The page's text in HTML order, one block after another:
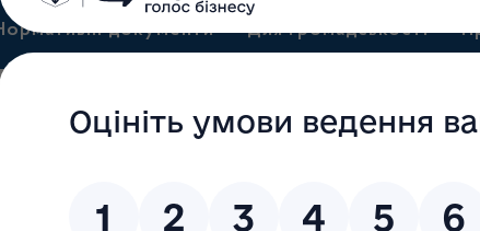
документи Для громадськості
торгівля
імпорт
(крім АФІ)
Державний
нагляд
виробництва